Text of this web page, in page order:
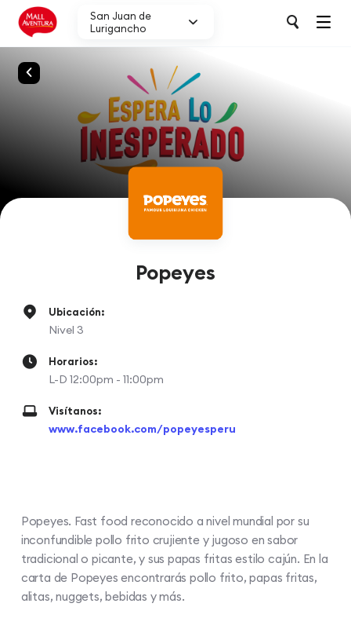
San Juan de
Lurigancho
Popeyes
Ubicación:
Nivel 3
Horarios:
L-D 12:00pm - 11:00pm
Visítanos:
www.facebook.com/popeyesperu
Popeyes. Fast food reconocido a nivel mundial por su
inconfundible pollo frito crujiente y jugoso en sabor
tradicional o picante, y sus papas fritas estilo cajún. En la
carta de Popeyes encontrarás pollo frito, papas fritas,
alitas, nuggets, bebidas y más.